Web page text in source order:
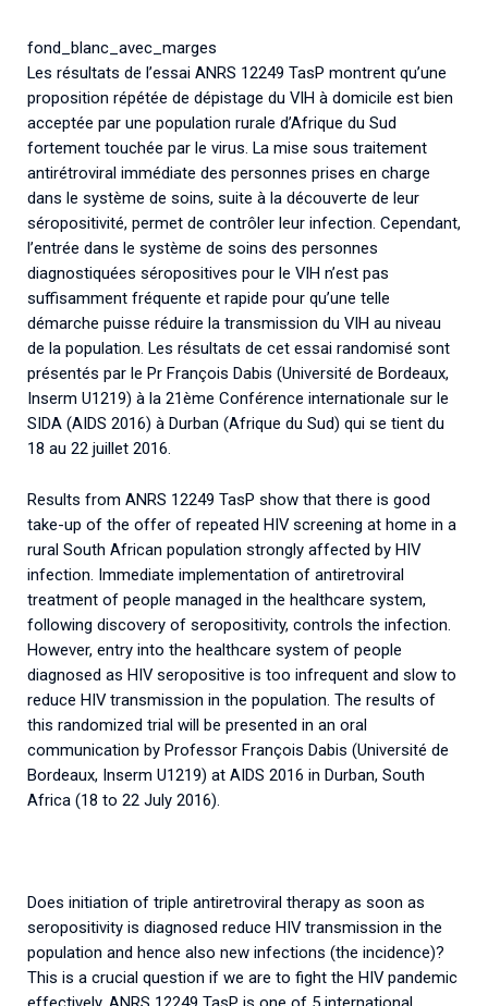
Collaboration avec les acteurs communautaires
Cellules Émergence
Retrouvez toutes les cellules Émergence, actives ou
inactives.
fond_blanc_avec_marges
Les résultats de l’essai ANRS 12249 TasP montrent qu’une
proposition répétée de dépistage du VIH à domicile est bien
acceptée par une population rurale d’Afrique du Sud
fortement touchée par le virus. La mise sous traitement
antirétroviral immédiate des personnes prises en charge
dans le système de soins, suite à la découverte de leur
séropositivité, permet de contrôler leur infection. Cependant,
l’entrée dans le système de soins des personnes
diagnostiquées séropositives pour le VIH n’est pas
suffisamment fréquente et rapide pour qu’une telle
démarche puisse réduire la transmission du VIH au niveau
de la population. Les résultats de cet essai randomisé sont
présentés par le Pr François Dabis (Université de Bordeaux,
Inserm U1219) à la 21ème Conférence internationale sur le
SIDA (AIDS 2016) à Durban (Afrique du Sud) qui se tient du
18 au 22 juillet 2016.
Results from ANRS 12249 TasP show that there is good
take-up of the offer of repeated HIV screening at home in a
rural South African population strongly affected by HIV
infection. Immediate implementation of antiretroviral
treatment of people managed in the healthcare system,
following discovery of seropositivity, controls the infection.
However, entry into the healthcare system of people
diagnosed as HIV seropositive is too infrequent and slow to
reduce HIV transmission in the population. The results of
this randomized trial will be presented in an oral
communication by Professor François Dabis (Université de
Bordeaux, Inserm U1219) at AIDS 2016 in Durban, South
Africa (18 to 22 July 2016).
Does initiation of triple antiretroviral therapy as soon as
seropositivity is diagnosed reduce HIV transmission in the
population and hence also new infections (the incidence)?
This is a crucial question if we are to fight the HIV pandemic